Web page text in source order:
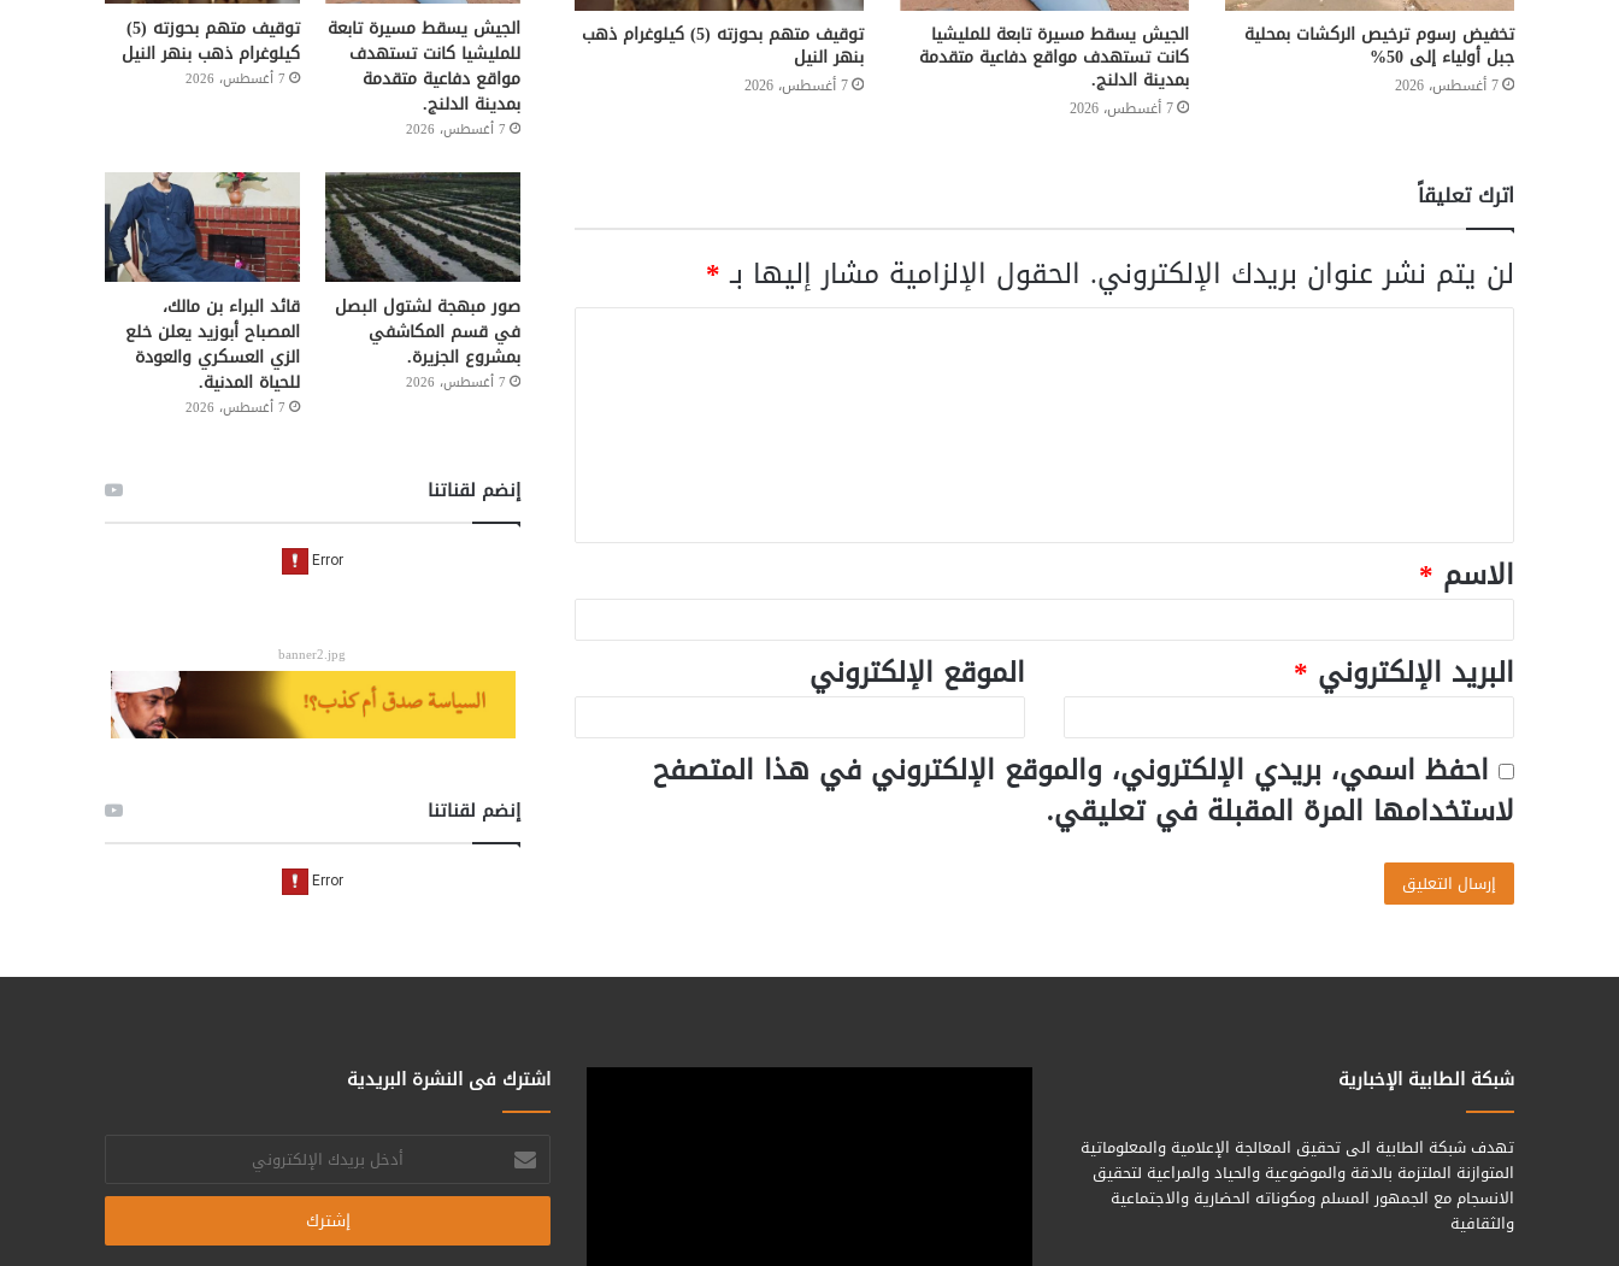
تخفيض رسوم ترخيص الركشات بمحلية
جبل أولياء إلى 50%
7 أغسطس، 2026
الجيش يسقط مسيرة تابعة للمليشيا
كانت تستهدف مواقع دفاعية متقدمة
بمدينة الدلنج.
7 أغسطس، 2026
توقيف متهم بحوزته (5) كيلوغرام ذهب
بنهر النيل
7 أغسطس، 2026
اترك تعليقاً
لن يتم نشر عنوان بريدك الإلكتروني. الحقول الإلزامية مشار إليها بـ*
الاسم *
البريد الإلكتروني *
الموقع الإلكتروني
احفظ اسمي، بريدي الإلكتروني، والموقع الإلكتروني في هذا المتصفح
لاستخدامها المرة المقبلة في تعليقي.
الجيش يسقط مسيرة تابعة
للمليشيا كانت تستهدف
مواقع دفاعية متقدمة
بمدينة الدلنج.
7 أغسطس، 2026
توقيف متهم بحوزته (5)
كيلوغرام ذهب بنهر النيل
7 أغسطس، 2026
صور مبهجة لشتول البصل
في قسم المكاشفي
بمشروع الجزيرة.
7 أغسطس، 2026
قائد البراء بن مالك،
المصباح أبوزيد يعلن خلع
الزي العسكري والعودة
للحياة المدنية.
7 أغسطس، 2026
إنضم لقناتنا
banner2.jpg
إنضم لقناتنا
شبكة الطابية الإخبارية
تهدف شبكة الطابية الى تحقيق المعالجة الإعلامية والمعلوماتية
المتوازنة الملتزمة بالدقة والموضوعية والحياد والمراعية لتحقيق
الانسجام مع الجمهور المسلم ومكوناته الحضارية والاجتماعية
والثقافية
اشترك فى النشرة البريدية
أدخل
بريدك
الإلكتروني